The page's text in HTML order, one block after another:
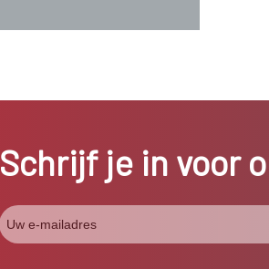
Schrijf je in voor